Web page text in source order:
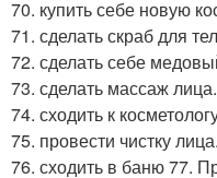
70. купить себе новую
71. сделать скраб для
72. сделать себе
73. сделать массаж лица.
74. сходить к
75. провести чистку лица.
76. сходить в баню 77.